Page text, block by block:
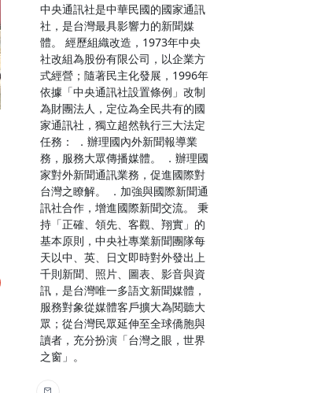
中央通訊社是中華民國的國家通訊
社，是台灣最具影響力的新聞媒
體。 經歷組織改造，1973年中央
社改組為股份有限公司，以企業方
式經營；隨著民主化發展，1996年
依據「中央通訊社設置條例」改制
為財團法人，定位為全民共有的國
家通訊社，獨立超然執行三大法定
任務： ．辦理國內外新聞報導業
務，服務大眾傳播媒體。 ．辦理國
家對外新聞通訊業務，促進國際對
台灣之瞭解。 ．加強與國際新聞通
訊社合作，增進國際新聞交流。 秉
持「正確、領先、客觀、翔實」的
基本原則，中央社專業新聞團隊每
天以中、英、日文即時對外發出上
千則新聞、照片、圖表、影音與資
訊，是台灣唯一多語文新聞媒體，
服務對象從媒體客戶擴大為閱聽大
眾；從台灣民眾延伸至全球僑胞與
讀者，充分扮演「台灣之眼，世界
之窗」。